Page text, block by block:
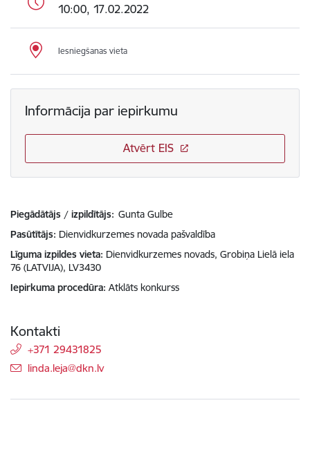
10:00, 17.02.2022
Iesniegšanas vieta
Informācija par iepirkumu
Atvērt EIS
Piegādātājs / izpildītājs: Gunta Gulbe
Pasūtītājs Dienvidkurzemes novada pašvaldība
Līguma izpildes vieta Dienvidkurzemes novads, Grobiņa Lielā iela
76 (LATVIJA), LV3430
Iepirkuma procedūra Atklāts konkurss
Kontakti
+371 29431825
E-pasts:
linda.leja@dkn.lv